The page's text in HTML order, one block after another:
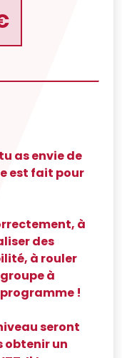
as envie de
est fait pour
à
des
à rouler
à
!
seront
obtenir un